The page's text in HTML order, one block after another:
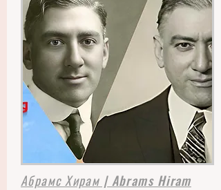
Абрамс Хирам | Abrams Hiram